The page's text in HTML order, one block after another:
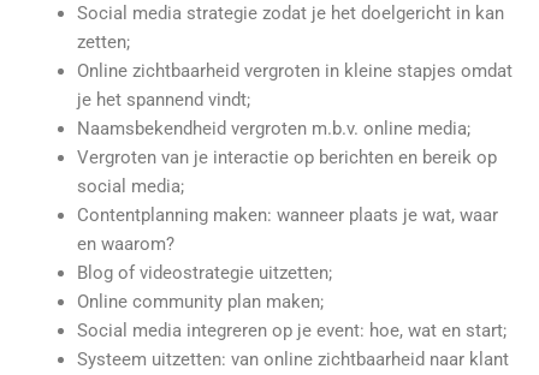
Social media strategie zodat je het doelgericht in kan
zetten;
Online zichtbaarheid vergroten in kleine stapjes omdat
je het spannend vindt;
Naamsbekendheid vergroten m.b.v. online media;
Vergroten van je interactie op berichten en bereik op
social media;
Contentplanning maken: wanneer plaats je wat, waar
en waarom?
Blog of videostrategie uitzetten;
Online community plan maken;
Social media integreren op je event: hoe, wat en start;
Systeem uitzetten: van online zichtbaarheid naar klant